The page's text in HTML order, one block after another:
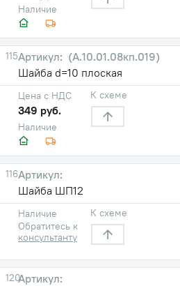
Наличие
115
(А.10.01.08кп.019)
Шайба d=10 плоская
Наличие
Цена с НДС
349 руб.
К схеме
116
Шайба ШП12
Наличие
Обратитесь к
консультанту
К схеме
120